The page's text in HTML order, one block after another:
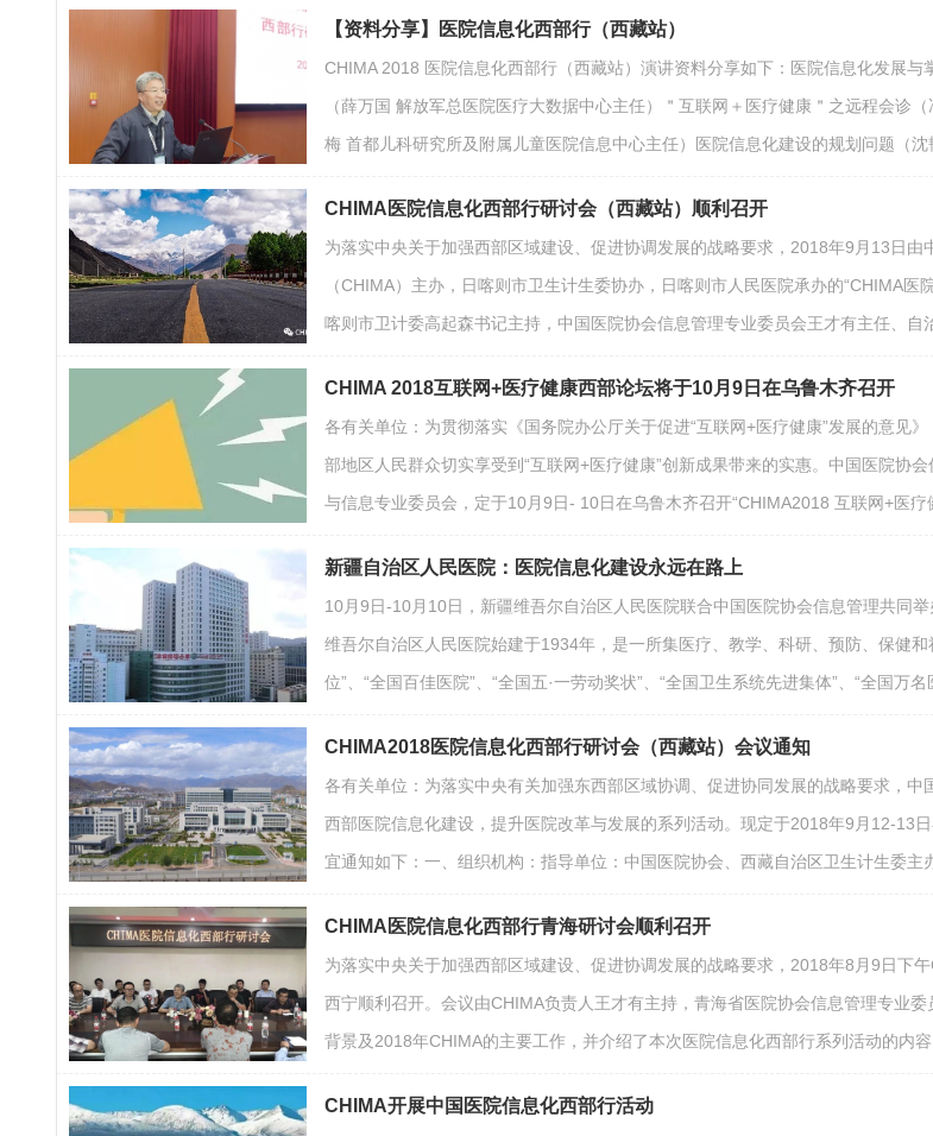
【资料分享】医院信息化西部行（西藏站）
CHIMA 2018 医院信息化西部行（西藏站）演讲资料分享如下：医院信息化发展
（薛万国 解放军总医院医疗大数据中心主任）＂互联网＋医疗健康＂之远程会
梅 首都儿科研究所及附属儿童医院信息中心主任）医院信息化建设的规划问题（
CHIMA医院信息化西部行研讨会（西藏站）顺利召开
为落实中央关于加强西部区域建设、促进协调发展的战略要求，2018年9月13日
（CHIMA）主办，日喀则市卫生计生委协办，日喀则市人民医院承办的“CHIMA
喀则市卫计委高起森书记主持，中国医院协会信息管理专业委员会王才有主任、
CHIMA 2018互联网+医疗健康西部论坛将于10月9日在乌鲁木齐召开
各有关单位：为贯彻落实《国务院办公厅关于促进“互联网+医疗健康”发展的意
部地区人民群众切实享受到“互联网+医疗健康”创新成果带来的实惠。中国医院协
与信息专业委员会，定于10月9日- 10日在乌鲁木齐召开“CHIMA2018 互联网+医
新疆自治区人民医院：医院信息化建设永远在路上
10月9日-10月10日，新疆维吾尔自治区人民医院联合中国医院协会信息管理共同
维吾尔自治区人民医院始建于1934年，是一所集医疗、教学、科研、预防、保健
位”、“全国百佳医院”、“全国五·一劳动奖状”、“全国卫生系统先进集体”、“全国万
CHIMA2018医院信息化西部行研讨会（西藏站）会议通知
各有关单位：为落实中央有关加强东西部区域协调、促进协同发展的战略要求，
西部医院信息化建设，提升医院改革与发展的系列活动。现定于2018年9月12-13
宜通知如下：一、组织机构：指导单位：中国医院协会、西藏自治区卫生计生委
CHIMA医院信息化西部行青海研讨会顺利召开
为落实中央关于加强西部区域建设、促进协调发展的战略要求，2018年8月9日下
西宁顺利召开。会议由CHIMA负责人王才有主持，青海省医院协会信息管理专业
背景及2018年CHIMA的主要工作，并介绍了本次医院信息化西部行系列活动的内
CHIMA开展中国医院信息化西部行活动